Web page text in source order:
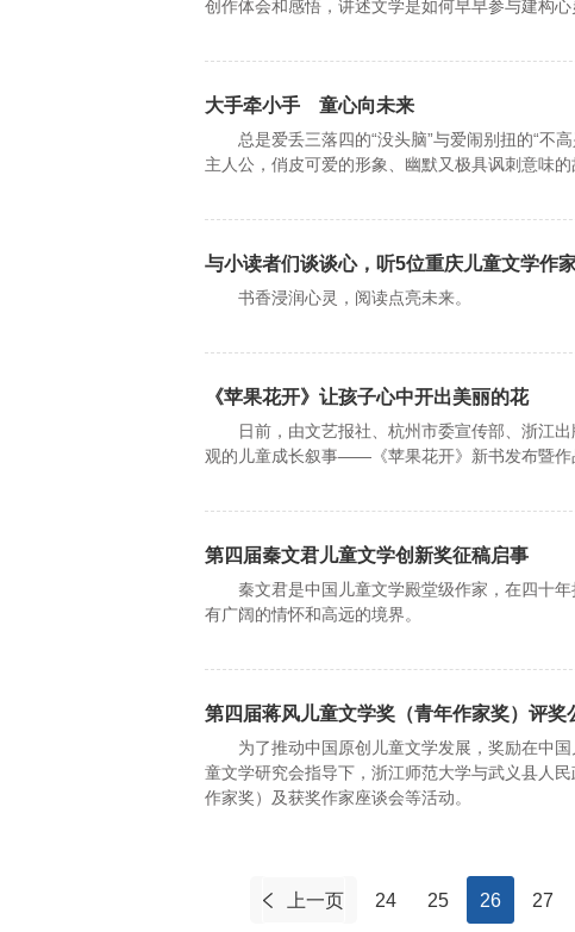
创作体会和感悟，讲述文学是如何早早参与建构
大手牵小手 童心向未来
总是爱丢三落四的“没头脑”与爱闹别扭的“不高
主人公，俏皮可爱的形象、幽默又极具讽刺意味
与小读者们谈谈心，听5位重庆儿童文学作
书香浸润心灵，阅读点亮未来。
《苹果花开》让孩子心中开出美丽的花
日前，由文艺报社、杭州市委宣传部、浙江出
观的儿童成长叙事——《苹果花开》新书发布暨作
第四届秦文君儿童文学创新奖征稿启事
秦文君是中国儿童文学殿堂级作家，在四十年
有广阔的情怀和高远的境界。
第四届蒋风儿童文学奖（青年作家奖）评奖
为了推动中国原创儿童文学发展，奖励在中国
童文学研究会指导下，浙江师范大学与武义县人
作家奖）及获奖作家座谈会等活动。
上一页 24 25 26 27